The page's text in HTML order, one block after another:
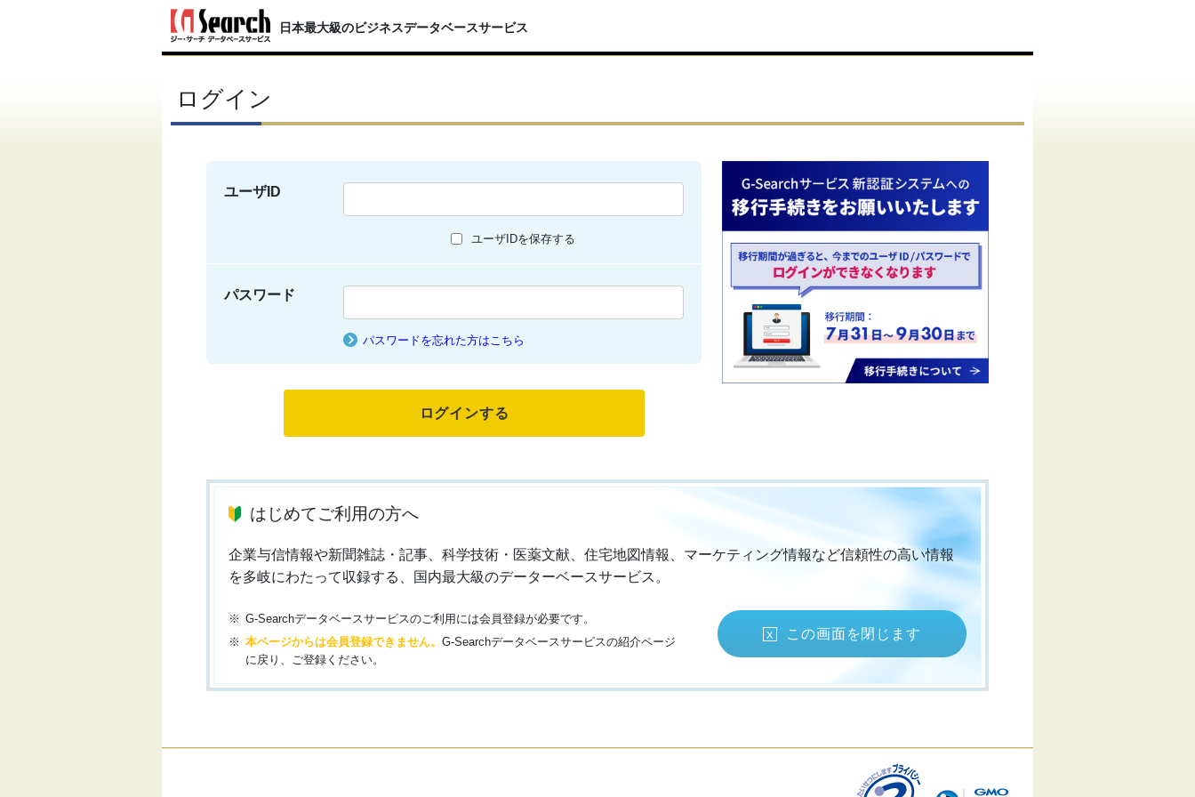
日本最大級のビジネスデータベースサービス
ログイン
ユーザID
ユーザIDを保存する
パスワード
パスワードを忘れた方はこちら
はじめてご利用の方へ
企業与信情報や新聞雑誌・記事、科学技術・医薬文献、住宅地図情報、マーケティング情報など信頼性の高い情報
を多岐にわたって収録する、国内最大級のデーターベースサービス。
G-Searchデータベースサービスのご利用には会員登録が必要です。
本ページからは会員登録できません。G-Searchデータベースサービスの紹介ページ
に戻り、ご登録ください。
この画面を閉じます